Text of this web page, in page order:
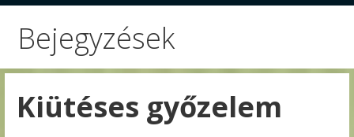
Bejegyzések
Kiütéses győzelem